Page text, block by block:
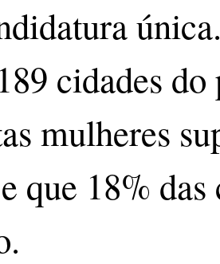
cidades
mulheres
que 18%